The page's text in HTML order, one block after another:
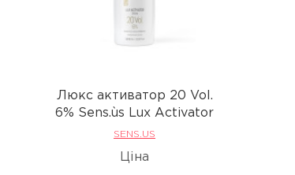
Люкс активатор 20 Vol.
6% Sens.ùs Lux Activator
SENS.US
Ціна